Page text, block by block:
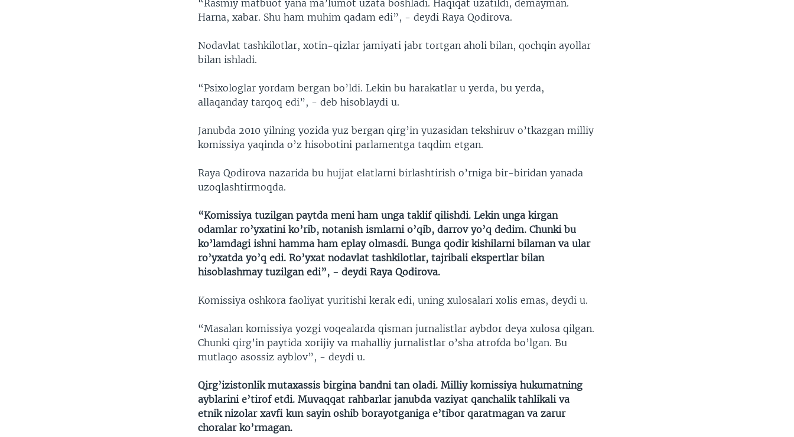
“Rasmiy matbuot yana ma’lumot uzata boshladi. Haqiqat uzatildi, demayman.
Harna, xabar. Shu ham muhim qadam edi”, - deydi Raya Qodirova.
Nodavlat tashkilotlar, xotin-qizlar jamiyati jabr tortgan aholi bilan, qochqin ayollar
bilan ishladi.
“Psixologlar yordam bergan bo’ldi. Lekin bu harakatlar u yerda, bu yerda,
allaqanday tarqoq edi”, - deb hisoblaydi u.
Janubda 2010 yilning yozida yuz bergan qirg’in yuzasidan tekshiruv o’tkazgan milliy
komissiya yaqinda o’z hisobotini parlamentga taqdim etgan.
Raya Qodirova nazarida bu hujjat elatlarni birlashtirish o’rniga bir-biridan yanada
uzoqlashtirmoqda.
“Komissiya tuzilgan paytda meni ham unga taklif qilishdi. Lekin unga kirgan
odamlar ro’yxatini ko’rib, notanish ismlarni o’qib, darrov yo’q dedim. Chunki bu
ko’lamdagi ishni hamma ham eplay olmasdi. Bunga qodir kishilarni bilaman va ular
ro’yxatda yo’q edi. Ro’yxat nodavlat tashkilotlar, tajribali ekspertlar bilan
hisoblashmay tuzilgan edi”, - deydi Raya Qodirova.
Komissiya oshkora faoliyat yuritishi kerak edi, uning xulosalari xolis emas, deydi u.
“Masalan komissiya yozgi voqealarda qisman jurnalistlar aybdor deya xulosa qilgan.
Chunki qirg’in paytida xorijiy va mahalliy jurnalistlar o’sha atrofda bo’lgan. Bu
mutlaqo asossiz ayblov”, - deydi u.
Qirg’izistonlik mutaxassis birgina bandni tan oladi. Milliy komissiya hukumatning
ayblarini e’tirof etdi. Muvaqqat rahbarlar janubda vaziyat qanchalik tahlikali va
etnik nizolar xavfi kun sayin oshib borayotganiga e’tibor qaratmagan va zarur
choralar ko’rmagan.